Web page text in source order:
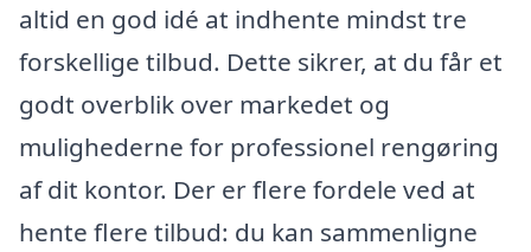
altid en god idé at indhente mindst tre
forskellige tilbud. Dette sikrer, at du får et
godt overblik over markedet og
mulighederne for professionel rengøring
af dit kontor. Der er flere fordele ved at
hente flere tilbud: du kan sammenligne